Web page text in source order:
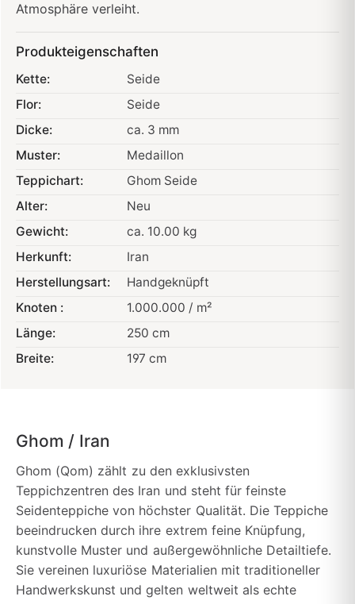
Atmosphäre verleiht.
Produkteigenschaften
Kette:
Seide
Flor:
Seide
Dicke:
ca. 3 mm
Muster:
Medaillon
Teppichart:
Ghom Seide
Alter:
Neu
Gewicht:
ca. 10.00 kg
Herkunft:
Iran
Herstellungsart:
Handgeknüpft
Knoten :
1.000.000 / m²
Länge:
250 cm
Breite:
197 cm
Ghom / Iran
Ghom (Qom) zählt zu den exklusivsten
Teppichzentren des Iran und steht für feinste
Seidenteppiche von höchster Qualität. Die Teppiche
beeindrucken durch ihre extrem feine Knüpfung,
kunstvolle Muster und außergewöhnliche Detailtiefe.
Sie vereinen luxuriöse Materialien mit traditioneller
Handwerkskunst und gelten weltweit als echte